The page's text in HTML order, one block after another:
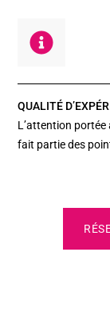
QUALITÉ
L’attention portée
fait partie des